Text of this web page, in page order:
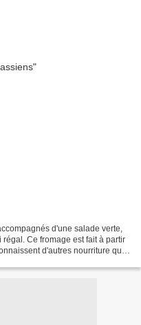
d'une salade verte,
Ce fromage est fait à partir
d'autres nourriture que